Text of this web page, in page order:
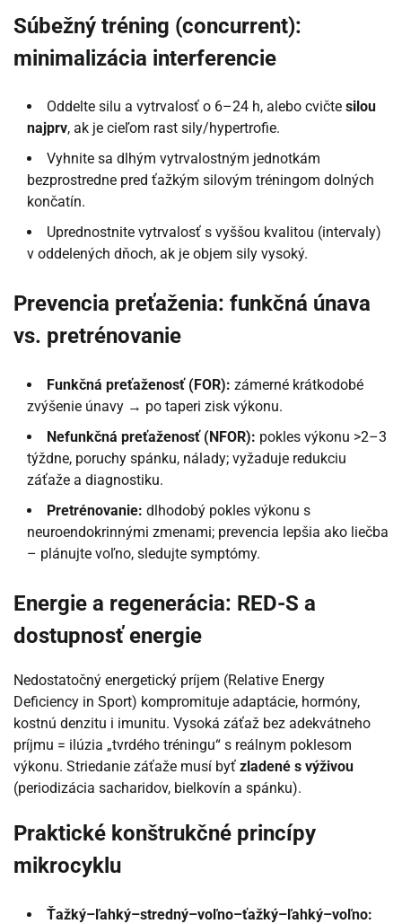
Súbežný tréning (concurrent):
minimalizácia interferencie
Oddelte silu a vytrvalosť o 6–24 h, alebo cvičte silou
najprv, ak je cieľom rast sily/hypertrofie.
Vyhnite sa dlhým vytrvalostným jednotkám
bezprostredne pred ťažkým silovým tréningom dolných
končatín.
Uprednostnite vytrvalosť s vyššou kvalitou (intervaly)
v oddelených dňoch, ak je objem sily vysoký.
Prevencia preťaženia: funkčná únava
vs. pretrénovanie
Funkčná preťaženosť (FOR): zámerné krátkodobé
zvýšenie únavy → po taperi zisk výkonu.
Nefunkčná preťaženosť (NFOR): pokles výkonu >2–3
týždne, poruchy spánku, nálady; vyžaduje redukciu
záťaže a diagnostiku.
Pretrénovanie: dlhodobý pokles výkonu s
neuroendokrinnými zmenami; prevencia lepšia ako liečba
– plánujte voľno, sledujte symptómy.
Energie a regenerácia: RED-S a
dostupnosť energie
Nedostatočný energetický príjem (Relative Energy
Deficiency in Sport) kompromituje adaptácie, hormóny,
kostnú denzitu i imunitu. Vysoká záťaž bez adekvátneho
príjmu = ilúzia „tvrdého tréningu“ s reálnym poklesom
výkonu. Striedanie záťaže musí byť zladené s výživou
(periodizácia sacharidov, bielkovín a spánku).
Praktické konštrukčné princípy
mikrocyklu
Ťažký–ľahký–stredný–voľno–ťažký–ľahký–voľno: